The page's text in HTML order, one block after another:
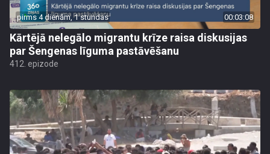
pirms 4 dienām, 1 stundas 00:03:08
Kārtējā nelegālo migrantu krīze raisa diskusijas
par Šengenas līguma pastāvēšanu
412. epizode